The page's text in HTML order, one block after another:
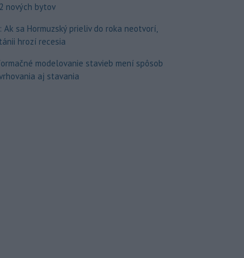
nových bytov
Ak sa Hormuzský prieliv do roka neotvorí,
hrozí recesia
modelovanie stavieb mení spôsob
aj stavania